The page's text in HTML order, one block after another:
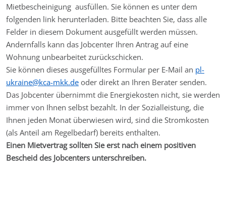
Mietbescheinigung ausfüllen. Sie können es unter dem
folgenden link herunterladen. Bitte beachten Sie, dass alle
Felder in diesem Dokument ausgefüllt werden müssen.
Andernfalls kann das Jobcenter Ihren Antrag auf eine
Wohnung unbearbeitet zurückschicken.
Sie können dieses ausgefülltes Formular per E-Mail an pl-
ukraine@kca-mkk.de oder direkt an Ihren Berater senden.
Das Jobcenter übernimmt die Energiekosten nicht, sie werden
immer von Ihnen selbst bezahlt. In der Sozialleistung, die
Ihnen jeden Monat überwiesen wird, sind die Stromkosten
(als Anteil am Regelbedarf) bereits enthalten.
Einen Mietvertrag sollten Sie erst nach einem positiven
Bescheid des Jobcenters unterschreiben.